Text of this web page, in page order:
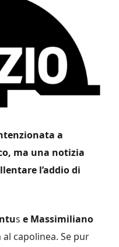
a
ma una notizia
l’addio di
s e Massimiliano
capolinea. Se pur